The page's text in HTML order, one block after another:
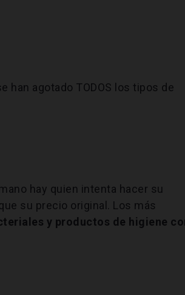
han agotado TODOS los tipos de
hay quien intenta hacer su
su precio original. Los más
y productos de higiene